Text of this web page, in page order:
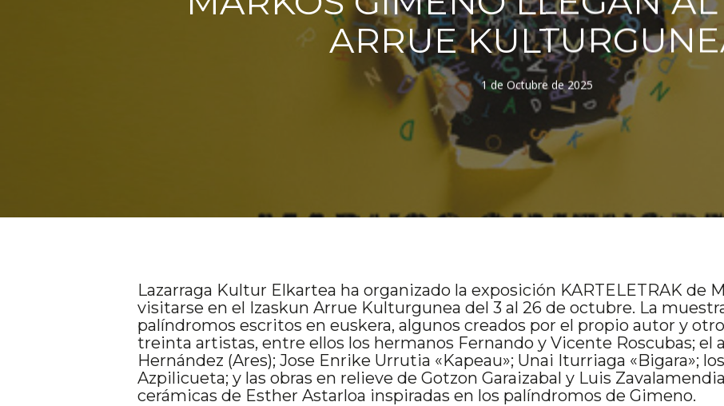
ARRUE
1 de Octubre de 2025
Lazarraga Kultur Elkartea ha organizado la exposición KARTELETRAK de
visitarse en el Izaskun Arrue Kulturgunea del 3 al 26 de octubre. La
palíndromos escritos en euskera, algunos creados por el propio autor y
treinta artistas, entre ellos los hermanos Fernando y Vicente Roscubas; el
Hernández (Ares); Jose Enrike Urrutia «Kapeau»; Unai Iturriaga «Bigara»;
Azpilicueta; y las obras en relieve de Gotzon Garaizabal y Luis
cerámicas de Esther Astarloa inspiradas en los palíndromos de Gimeno.